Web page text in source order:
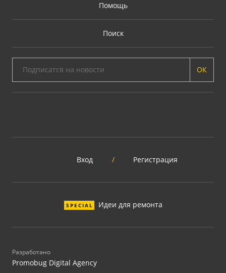
Помощь
Поиск
ОК
Вход / Регистрация
SPECIAL Идеи для ремонта
Разработано
Promobug Digital Agency